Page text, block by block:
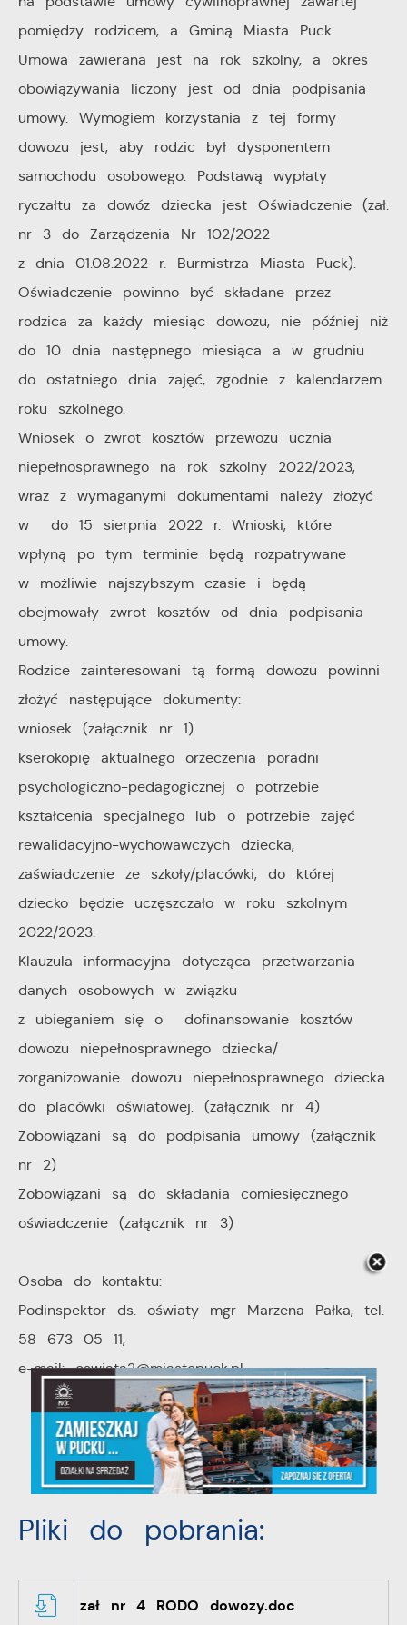
pomiędzy rodzicem, a Gminą Miasta Puck.
Umowa zawierana jest na rok szkolny, a okres
obowiązywania liczony jest od dnia podpisania
umowy. Wymogiem korzystania z tej formy
dowozu jest, aby rodzic był dysponentem
samochodu osobowego. Podstawą wypłaty
ryczałtu za dowóz dziecka jest Oświadczenie (zał.
nr 3 do Zarządzenia Nr 102/2022
z dnia 01.08.2022 r. Burmistrza Miasta Puck).
Oświadczenie powinno być składane przez
rodzica za każdy miesiąc dowozu, nie później niż
do 10 dnia następnego miesiąca a w grudniu
do ostatniego dnia zajęć, zgodnie z kalendarzem
roku szkolnego.
Wniosek o zwrot kosztów przewozu ucznia
niepełnosprawnego na rok szkolny 2022/2023,
wraz z wymaganymi dokumentami należy złożyć
w do 15 sierpnia 2022 r. Wnioski, które
wpłyną po tym terminie będą rozpatrywane
w możliwie najszybszym czasie i będą
obejmowały zwrot kosztów od dnia podpisania
umowy.
Rodzice zainteresowani tą formą dowozu powinni
złożyć następujące dokumenty:
wniosek (załącznik nr 1)
kserokopię aktualnego orzeczenia poradni
psychologiczno-pedagogicznej o potrzebie
kształcenia specjalnego lub o potrzebie zajęć
rewalidacyjno-wychowawczych dziecka,
zaświadczenie ze szkoły/placówki, do której
dziecko będzie uczęszczało w roku szkolnym
2022/2023.
Klauzula informacyjna dotycząca przetwarzania
danych osobowych w związku
z ubieganiem się o dofinansowanie kosztów
dowozu niepełnosprawnego dziecka/
zorganizowanie dowozu niepełnosprawnego dziecka
do placówki oświatowej. (załącznik nr 4)
Zobowiązani są do podpisania umowy (załącznik
nr 2)
Zobowiązani są do składania comiesięcznego
oświadczenie (załącznik nr 3)
Osoba do kontaktu:
Podinspektor ds. oświaty mgr Marzena Pałka, tel.
58 673 05 11,
e-mail: oswiata2@miastopuck.pl
Pliki do pobrania:
zał nr 4 RODO dowozy.doc